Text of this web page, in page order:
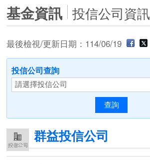
基金資訊 投信公司資訊
最後檢視/更新日期：114/06/19
投信公司查詢
群益投信公司